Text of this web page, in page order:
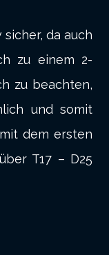
da auch
zu einem 2-
zu beachten,
und somit
dem ersten
T17 – D25